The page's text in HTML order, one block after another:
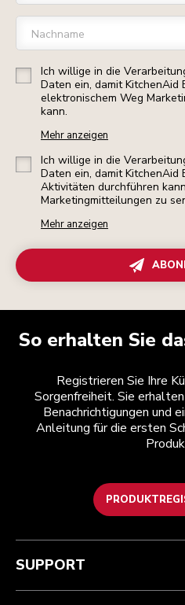
Nachname
Ich willige in die
Daten ein, damit KitchenAid
elektronischem Weg
kann.
Mehr anzeigen
Ich willige in die
Daten ein, damit KitchenAid
Aktivitäten durchführen
Marketingmitteilungen zu
Mehr anzeigen
So erhalten Sie
Registrieren Sie Ihre
Sorgenfreiheit. Sie
Benachrichtigungen und
Anleitung für die ersten
Kundenservice
Garantie und Dokumente
Kontaktieren Sie uns.
Teilnahmebedingungen
Rückgaben und Erstattungen
Impressum
ODR
Die Marke
Händlersuche
SUPPORT